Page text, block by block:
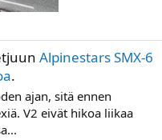
Alpinestars SMX-6
.
ajan, sitä ennen
V2 eivät hikoa liikaa